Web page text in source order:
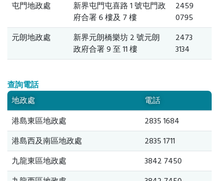
屯門地政處
新界屯門屯喜路 1 號屯門政
府合署 6 樓及 7 樓
2459
0795
元朗地政處
新界元朗橋樂坊 2 號元朗
政府合署 9 至 11 樓
2473
3134
查詢電話
地政處
電話
港島東區地政處
2835 1684
港島西及南區地政處
2835 1711
九龍東區地政處
3842 7450